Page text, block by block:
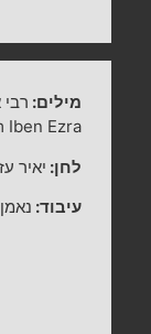
מילים:
Iben Ezra
לחן: יאיר
עיבוד: